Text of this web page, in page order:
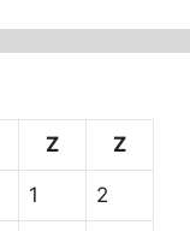
Z Z
1 2